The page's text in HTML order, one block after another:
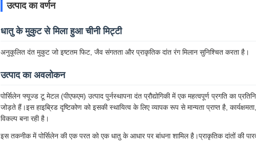
उत्पाद का वर्णन
धातु के मुकुट से मिला हुआ चीनी मिट्टी
अनुकूलित दंत मुकुट जो इष्टतम फिट, जैव संगतता और प्राकृतिक दांत रंग मिलान सुनिश्चित करता है।
उत्पाद का अवलोकन
पोर्सिलेन फ्यूज्ड टू मेटल (पीएफएम) उत्पाद पुर्नस्थापना दंत प्रौद्योगिकी में एक महत्वपूर्ण प्रगति का
जोड़ते हैं।इस हाइब्रिड दृष्टिकोण को इसकी स्थायित्व के लिए व्यापक रूप से मान्यता प्राप्त है,
विकल्प बना रही है।
इस तकनीक में पोर्सिलेन की एक परत को एक धातु के आधार पर बांधना शामिल है।प्राकृतिक दांतों की